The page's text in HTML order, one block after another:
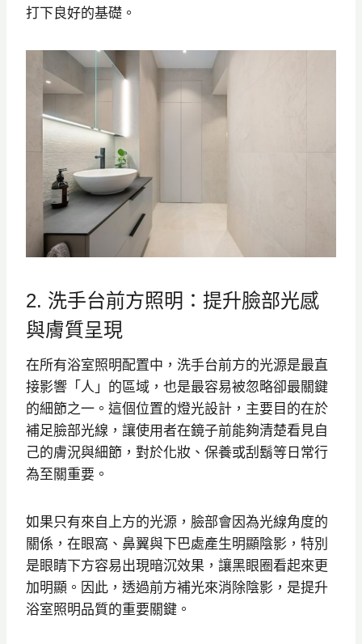
打下良好的基礎。
2. 洗手台前方照明：提升臉部光感
與膚質呈現
在所有浴室照明配置中，洗手台前方的光源是最直
接影響「人」的區域，也是最容易被忽略卻最關鍵
的細節之一。這個位置的燈光設計，主要目的在於
補足臉部光線，讓使用者在鏡子前能夠清楚看見自
己的膚況與細節，對於化妝、保養或刮鬍等日常行
為至關重要。
如果只有來自上方的光源，臉部會因為光線角度的
關係，在眼窩、鼻翼與下巴處產生明顯陰影，特別
是眼睛下方容易出現暗沉效果，讓黑眼圈看起來更
加明顯。因此，透過前方補光來消除陰影，是提升
浴室照明品質的重要關鍵。